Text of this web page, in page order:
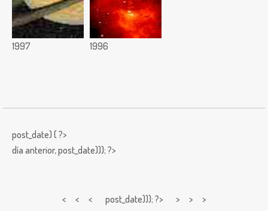
1997 1996
post_date) { ?>
día anterior,post_date))); ?>
< < < post_date))); ?> > > >